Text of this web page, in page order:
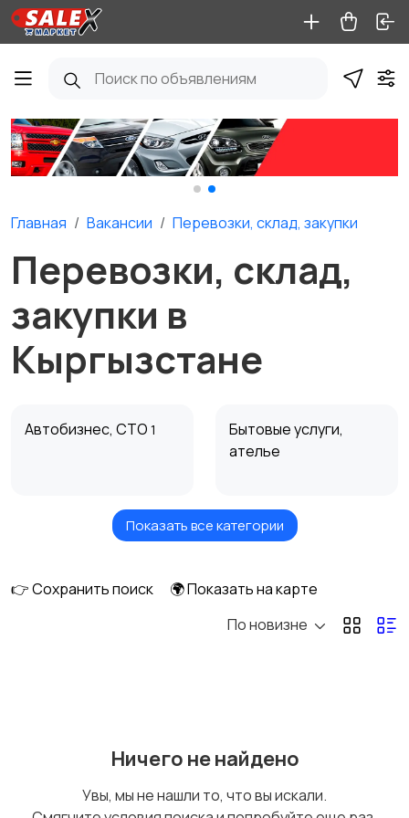
Главная Вакансии Перевозки, склад, закупки
Перевозки, склад,
закупки в
Кыргызстане
Автобизнес, СТО 1
Бытовые услуги,
ателье
Высший менеджмент Госслужба
Домашний персонал,
технологии
Показать все категории
👉 Сохранить поиск
🌍 Показать на карте
По новизне
Ничего не найдено
Увы, мы не нашли то, что вы искали.